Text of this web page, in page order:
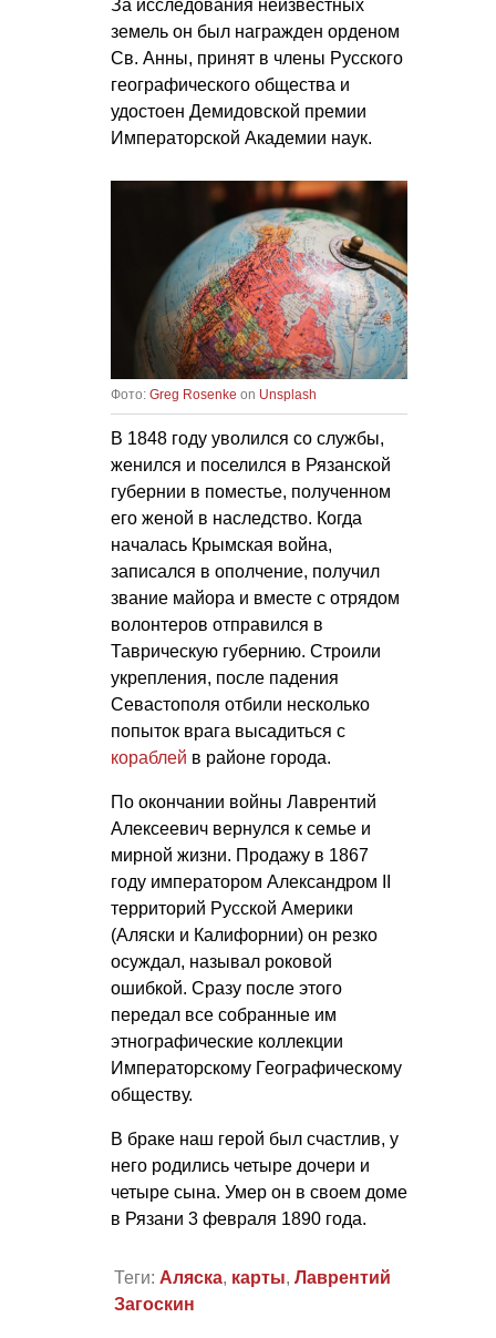
За исследования неизвестных
земель он был награжден орденом
Св. Анны, принят в члены Русского
географического общества и
удостоен Демидовской премии
Императорской Академии наук.
Фото: Greg Rosenke on Unsplash
В 1848 году уволился со службы,
женился и поселился в Рязанской
губернии в поместье, полученном
его женой в наследство. Когда
началась Крымская война,
записался в ополчение, получил
звание майора и вместе с отрядом
волонтеров отправился в
Таврическую губернию. Строили
укрепления, после падения
Севастополя отбили несколько
попыток врага высадиться с
кораблей в районе города.
По окончании войны Лаврентий
Алексеевич вернулся к семье и
мирной жизни. Продажу в 1867
году императором Александром II
территорий Русской Америки
(Аляски и Калифорнии) он резко
осуждал, называл роковой
ошибкой. Сразу после этого
передал все собранные им
этнографические коллекции
Императорскому Географическому
обществу.
В браке наш герой был счастлив, у
него родились четыре дочери и
четыре сына. Умер он в своем доме
в Рязани 3 февраля 1890 года.
Теги: Аляска, карты, Лаврентий
Загоскин